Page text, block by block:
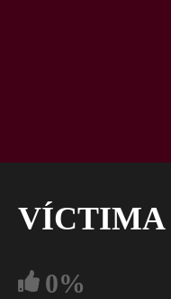
VÍCTIMA
0%